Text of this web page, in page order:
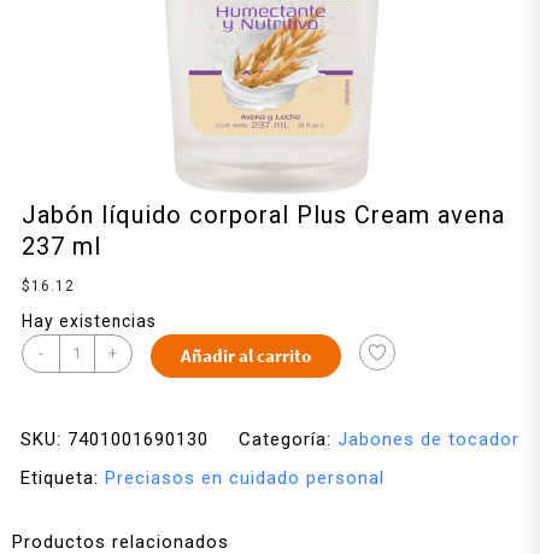
Jabón líquido corporal Plus Cream avena
237 ml
$ 16.12
Hay existencias
- + Añadir al carrito
SKU: 7401001690130 Categoría: Jabones de tocador
Etiqueta: Preciasos en cuidado personal
Productos relacionados